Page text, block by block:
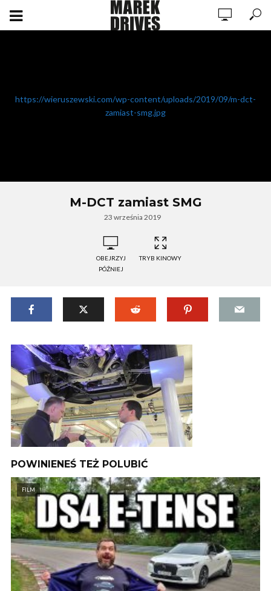
https://wieruszewski.com/wp-content/uploads/2019/09/m-dct-
zamiast-smg.jpg
M-DCT zamiast SMG
23 września 2019
OBEJRZYJ
PÓŹNIEJ
TRYB KINOWY
POWINIENEŚ TEŻ POLUBIĆ
FILM